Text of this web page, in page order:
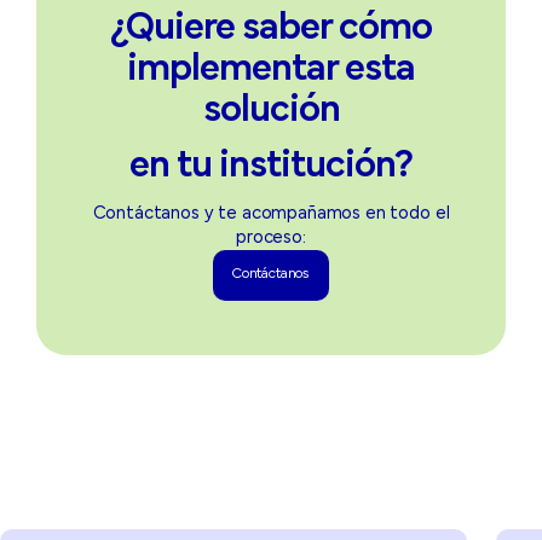
¿Quiere saber cómo
implementar esta
solución
en tu institución?
Contáctanos y te acompañamos en todo el
proceso:
Contáctanos